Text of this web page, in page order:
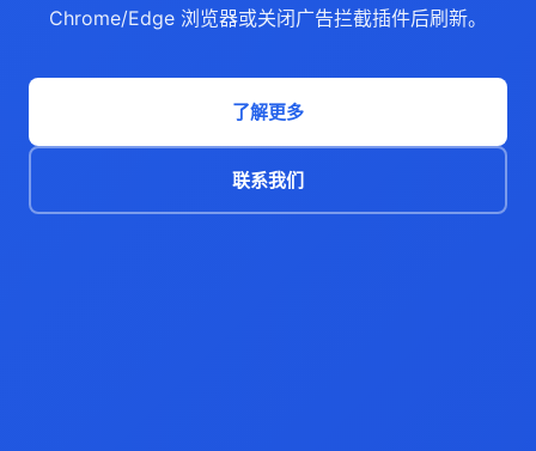
Chrome/Edge 浏览器或关闭广告拦截插件后刷新。
了解更多
联系我们